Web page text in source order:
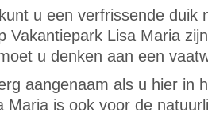
u een verfrissende duik
Vakantiepark Lisa Maria
u denken aan een
aangenaam als u hier in
Maria is ook voor de